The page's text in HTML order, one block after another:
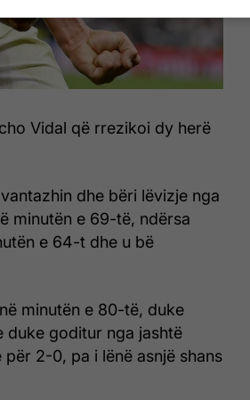
Vidal që rrezikoi dy herë
dhe bëri lëvizje nga
minutën e 69-të, ndërsa
e 64-t dhe u bë
minutën e 80-të, duke
duke goditur nga jashtë
2-0, pa i lënë asnjë shans